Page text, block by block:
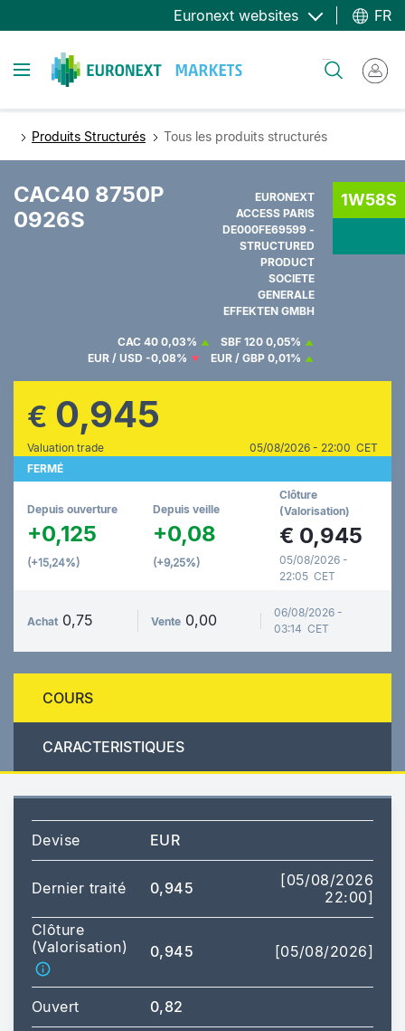
au
principal
Euronext websites FR
Toggle navigation
Produits Structurés Tous les produits structurés
CAC40 8750P
0926S
EURONEXT
ACCESS PARIS
DE000FE69599 -
STRUCTURED
PRODUCT
SOCIETE
GENERALE
EFFEKTEN GMBH
1W58S
CAC 40 0,03% SBF 120 0,05%
EUR / USD -0,08% EUR / GBP 0,01%
€ 0,945
Valuation trade
05/08/2026 - 22:00 CET
FERMÉ
Depuis ouverture
+0,125
(+15,24%)
Depuis veille
+0,08
(+9,25%)
Clôture
(Valorisation)
€ 0,945
05/08/2026 -
22:05 CET
Achat 0,75 Vente 0,00
06/08/2026 -
03:14 CET
COURS
CARACTERISTIQUES
Devise EUR
Dernier traité 0,945
[05/08/2026
22:00]
Clôture
(Valorisation)
0,945 [05/08/2026]
Ouvert 0,82